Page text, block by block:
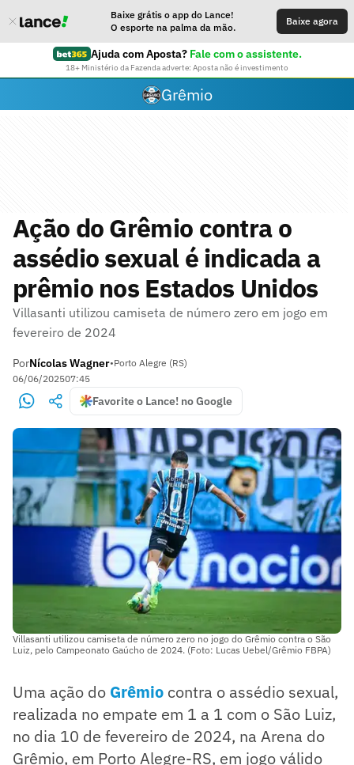
Baixe grátis o app do Lance!
O esporte na palma da mão.
Baixe agora
Ajuda com Aposta? Fale com o assistente.
18+ Ministério da Fazenda adverte: Aposta não é investimento
Grêmio
Ação do Grêmio contra o
assédio sexual é indicada a
prêmio nos Estados Unidos
Villasanti utilizou camiseta de número zero em jogo em
fevereiro de 2024
PorNícolas Wagner•Porto Alegre (RS)
06/06/202507:45
Favorite o Lance! no Google
Villasanti utilizou camiseta de número zero no jogo do Grêmio contra o São
Luiz, pelo Campeonato Gaúcho de 2024. (Foto: Lucas Uebel/Grêmio FBPA)
Uma ação do Grêmio contra o assédio sexual,
realizada no empate em 1 a 1 com o São Luiz,
no dia 10 de fevereiro de 2024, na Arena do
Grêmio, em Porto Alegre-RS, em jogo válido